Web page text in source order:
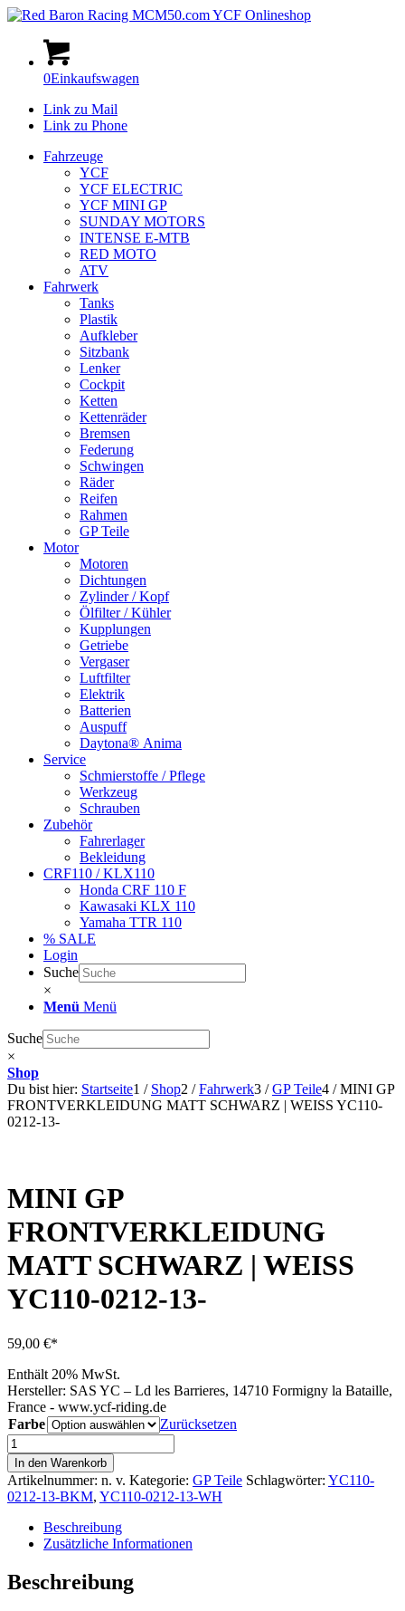
0Einkaufswagen
Link zu Mail
Link zu Phone
Fahrzeuge
YCF
YCF ELECTRIC
YCF MINI GP
SUNDAY MOTORS
INTENSE E-MTB
RED MOTO
ATV
Fahrwerk
Tanks
Plastik
Aufkleber
Sitzbank
Lenker
Cockpit
Ketten
Kettenräder
Bremsen
Federung
Schwingen
Räder
Reifen
Rahmen
GP Teile
Motor
Motoren
Dichtungen
Zylinder / Kopf
Ölfilter / Kühler
Kupplungen
Getriebe
Vergaser
Luftfilter
Elektrik
Batterien
Auspuff
Daytona® Anima
Service
Schmierstoffe / Pflege
Werkzeug
Schrauben
Zubehör
Fahrerlager
Bekleidung
CRF110 / KLX110
Honda CRF 110 F
Kawasaki KLX 110
Yamaha TTR 110
% SALE
Login
Suche
×
Menü Menü
Suche
×
Shop
Du bist hier: Startseite1 / Shop2 / Fahrwerk3 / GP Teile4 / MINI GP
FRONTVERKLEIDUNG MATT SCHWARZ | WEISS YC110-
0212-13-
MINI GP
FRONTVERKLEIDUNG
MATT SCHWARZ | WEISS
YC110-0212-13-
59,00 €
Enthält 20% MwSt.
Hersteller: SAS YC – Ld les Barrieres, 14710 Formigny la Bataille,
France - www.ycf-riding.de
Farbe
Zurücksetzen
MINI
GP
FRONTVERKLEIDUNG
MATT
SCHWARZ
WEISS
YC110-
0212-
13-
In den Warenkorb
Artikelnummer: n. v. Kategorie: GP Teile Schlagwörter: YC110-
0212-13-BKM, YC110-0212-13-WH
Beschreibung
Zusätzliche Informationen
Beschreibung